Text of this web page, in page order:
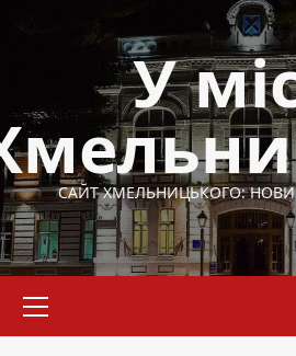
У
САЙТ ХМЕЛЬНИЦЬКОГО:
меню